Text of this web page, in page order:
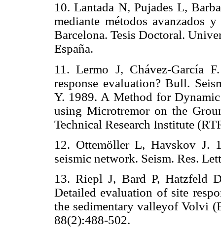
10. Lantada N, Pujades L,
mediante métodos avanzados
Barcelona. Tesis Doctoral.
España.
11. Lermo J, Chávez-García
response evaluation? Bull.
Y. 1989. A Method for
using Microtremor on the
Technical Research Institute
12. Ottemöller L, Havskov J.
seismic network. Seism. Res.
13. Riepl J, Bard P, Hatzfeld
Detailed evaluation of site
the sedimentary valleyof Volvi
88(2):488-502.